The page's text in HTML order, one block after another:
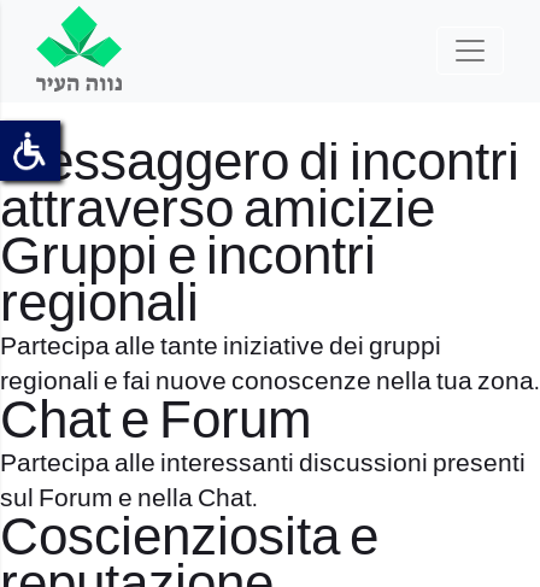
Messaggero di incontri
attraverso amicizie
Gruppi e incontri
regionali
Partecipa alle tante iniziative dei gruppi
regionali e fai nuove conoscenze nella tua zona.
Chat e Forum
Partecipa alle interessanti discussioni presenti
sul Forum e nella Chat.
Coscienziosita e